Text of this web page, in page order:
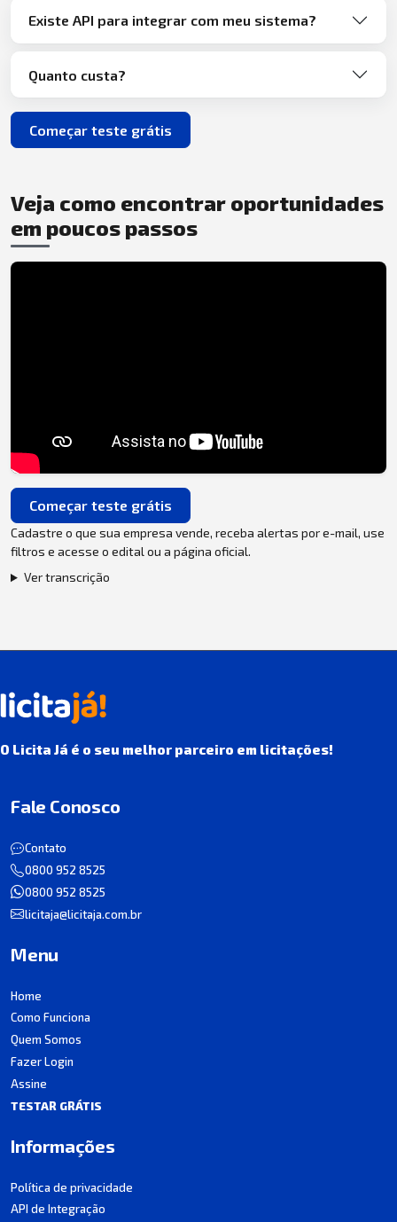
Existe API para integrar com meu sistema?
Quanto custa?
Começar teste grátis
Veja como encontrar oportunidades
em poucos passos
Começar teste grátis
Cadastre o que sua empresa vende, receba alertas por e-mail, use
filtros e acesse o edital ou a página oficial.
Ver transcrição
O Licita Já é o seu melhor parceiro em licitações!
Fale Conosco
Contato
0800 952 8525
0800 952 8525
licitaja@licitaja.com.br
Menu
Home
Como Funciona
Quem Somos
Fazer Login
Assine
TESTAR GRÁTIS
Informações
Política de privacidade
API de Integração